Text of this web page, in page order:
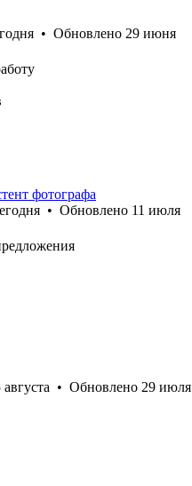
• Обновлено 29 июня
фотографа
• Обновлено 11 июля
августа • Обновлено 29 июля